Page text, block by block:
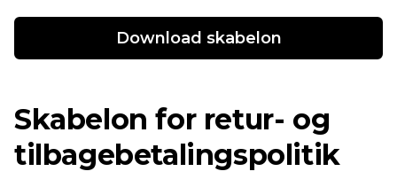
Download skabelon
Skabelon for retur- og
tilbagebetalingspolitik